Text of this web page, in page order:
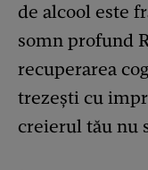
de alcool este
somn profund
recuperarea
trezești cu
creierul tău nu